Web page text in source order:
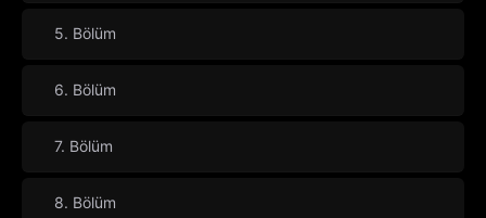
5. Bölüm
6. Bölüm
7. Bölüm
8. Bölüm